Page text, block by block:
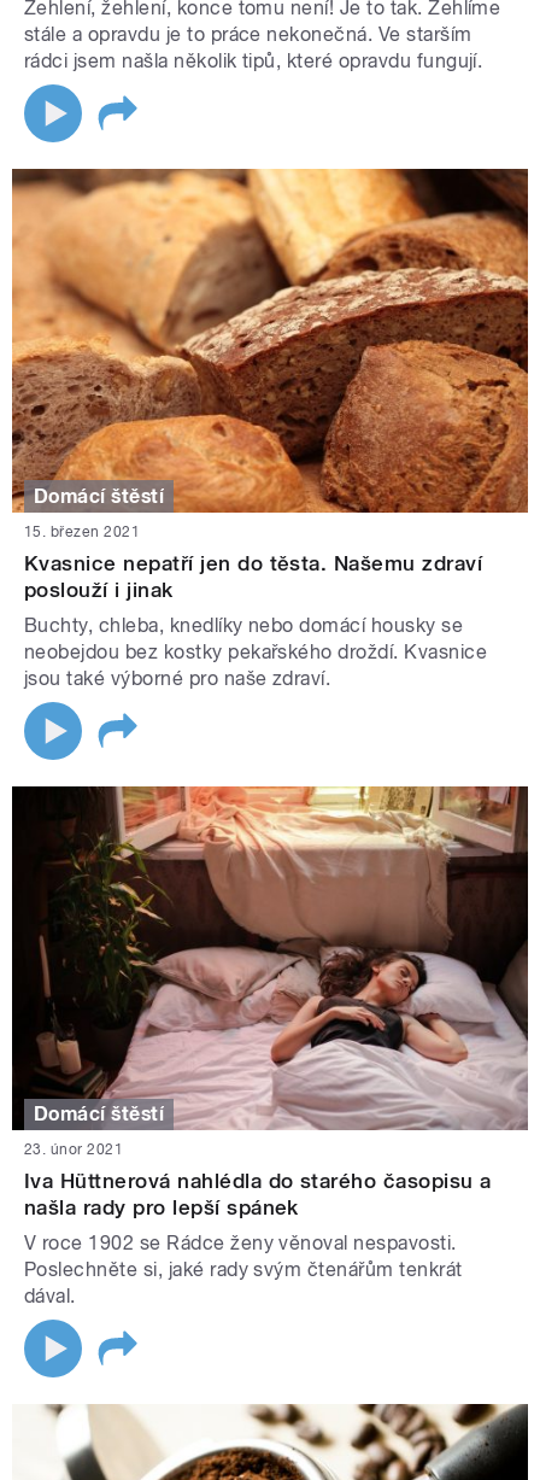
Žehlení, žehlení, konce tomu není! Je to tak. Žehlíme
stále a opravdu je to práce nekonečná. Ve starším
rádci jsem našla několik tipů, které opravdu fungují.
Domácí štěstí
15. březen 2021
Kvasnice nepatří jen do těsta. Našemu zdraví
poslouží i jinak
Buchty, chleba, knedlíky nebo domácí housky se
neobejdou bez kostky pekařského droždí. Kvasnice
jsou také výborné pro naše zdraví.
Domácí štěstí
23. únor 2021
Iva Hüttnerová nahlédla do starého časopisu a
našla rady pro lepší spánek
V roce 1902 se Rádce ženy věnoval nespavosti.
Poslechněte si, jaké rady svým čtenářům tenkrát
dával.